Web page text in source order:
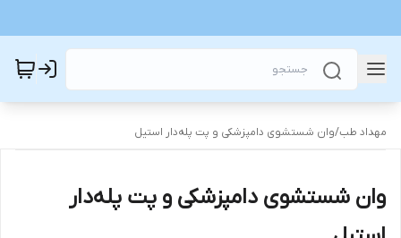
مهداد طب/وان شستشوی دامپزشکی و پت پله‌دار استیل
وان شستشوی دامپزشکی و پت پله‌دار